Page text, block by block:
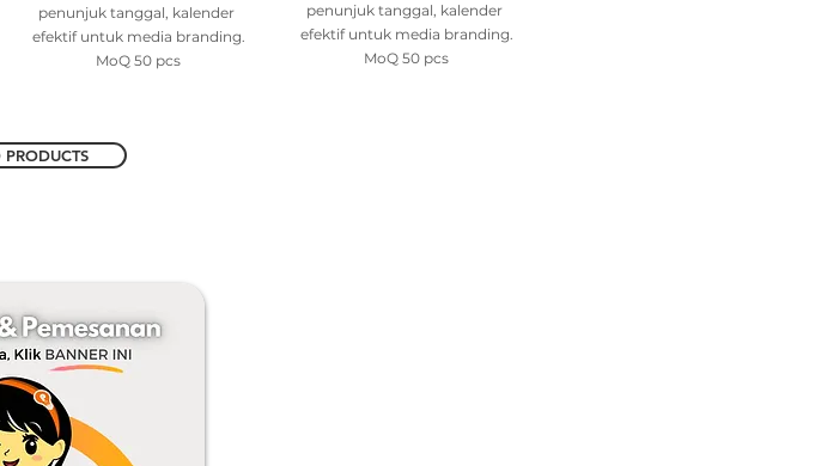
penunjuk tanggal, kalender
efektif untuk media branding.
MoQ 50 pcs
penunjuk tanggal, kalender
efektif untuk media branding.
MoQ 50 pcs